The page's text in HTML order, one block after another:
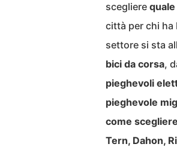
scegliere
città per chi ha
settore si sta
bici da corsa,
pieghevoli
pieghevole
come scegliere
Tern, Dahon,